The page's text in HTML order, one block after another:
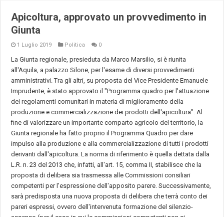
Apicoltura, approvato un provvedimento in
Giunta
1 Luglio 2019 Politica 0
La Giunta regionale, presieduta da Marco Marsilio, si è riunita
all'Aquila, a palazzo Silone, per l'esame di diversi provvedimenti
amministrativi. Tra gli altri, su proposta del Vice Presidente Emanuele
Imprudente, è stato approvato il "Programma quadro per l'attuazione
dei regolamenti comunitari in materia di miglioramento della
produzione e commercializzazione dei prodotti dell'apicoltura". Al
fine di valorizzare un importante comparto agricolo del territorio, la
Giunta regionale ha fatto proprio il Programma Quadro per dare
impulso alla produzione e alla commercializzazione di tutti i prodotti
derivanti dall'apicoltura. La norma di riferimento è quella dettata dalla
L.R. n. 23 del 2013 che, infatti, all'art. 15, comma II, stabilisce che la
proposta di delibera sia trasmessa alle Commissioni consiliari
competenti per l'espressione dell'apposito parere. Successivamente,
sarà predisposta una nuova proposta di delibera che terrà conto dei
pareri espressi, ovvero dell'intervenuta formazione del silenzio-